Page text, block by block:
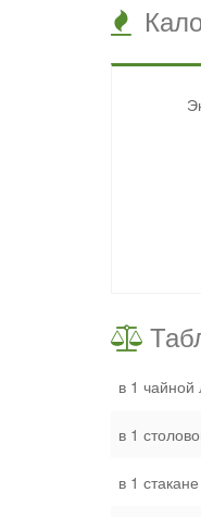
в 1 чайной
в 1
в 1 стакане